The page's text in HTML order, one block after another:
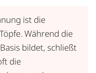
ist die
Während die
bildet, schließt
die